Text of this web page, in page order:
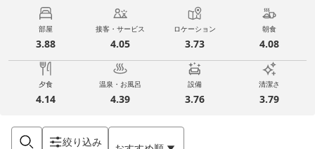
部屋
3.88
接客・サービス
4.05
ロケーション
3.73
朝食
4.08
夕食
4.14
温泉・お風呂
4.39
設備
3.76
清潔さ
3.79
絞り込み